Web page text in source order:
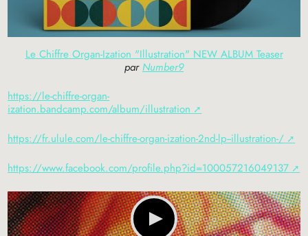
Le Chiffre Organ-Ization "Illustration" NEW ALBUM Teaser
parNumber9
https://le-chiffre-organ-
ization.bandcamp.com/album/illustration
https://fr.ulule.com/le-chiffre-organ-ization-2nd-lp--illustration-/
https://www.facebook.com/profile.php?id=100057216049137